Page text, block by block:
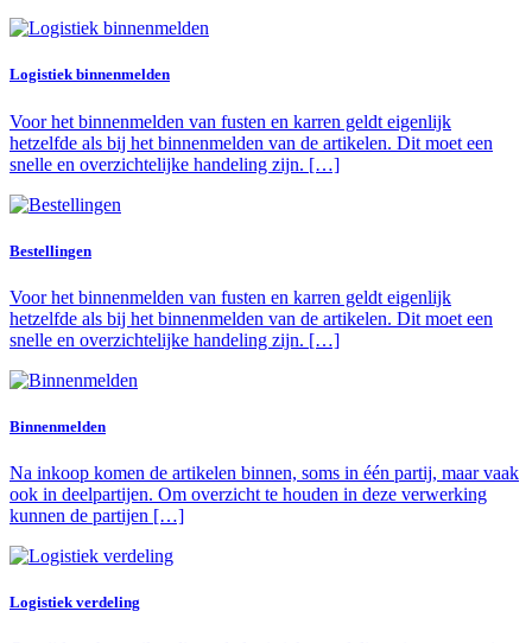
Logistiek binnenmelden
Voor het binnenmelden van fusten en karren geldt eigenlijk
hetzelfde als bij het binnenmelden van de artikelen. Dit moet een
snelle en overzichtelijke handeling zijn. […]
Bestellingen
Voor het binnenmelden van fusten en karren geldt eigenlijk
hetzelfde als bij het binnenmelden van de artikelen. Dit moet een
snelle en overzichtelijke handeling zijn. […]
Binnenmelden
Na inkoop komen de artikelen binnen, soms in één partij, maar vaak
ook in deelpartijen. Om overzicht te houden in deze verwerking
kunnen de partijen […]
Logistiek verdeling